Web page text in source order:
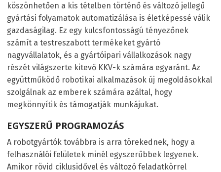
köszönhetően a kis tételben történő és változó jellegű
gyártási folyamatok automatizálása is életképessé válik
gazdaságilag. Ez egy kulcsfontosságú tényezőnek
számít a testreszabott termékeket gyártó
nagyvállalatok, és a gyártóipari vállalkozások nagy
részét világszerte kitevő KKV-k számára egyaránt. Az
együttműködő robotikai alkalmazások új megoldásokkal
szolgálnak az emberek számára azáltal, hogy
megkönnyítik és támogatják munkájukat.
EGYSZERŰ PROGRAMOZÁS
A robotgyártók továbbra is arra törekednek, hogy a
felhasználói felületek minél egyszerűbbek legyenek.
Amikor rövid ciklusidővel és változó feladatkörrel